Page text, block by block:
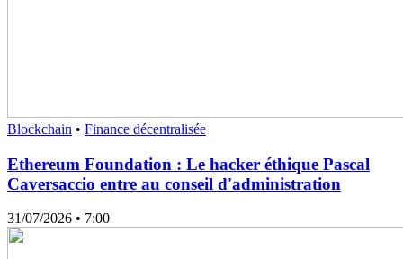
Blockchain • Finance décentralisée
Ethereum Foundation : Le hacker éthique Pascal
Caversaccio entre au conseil d'administration
31/07/2026 • 7:00